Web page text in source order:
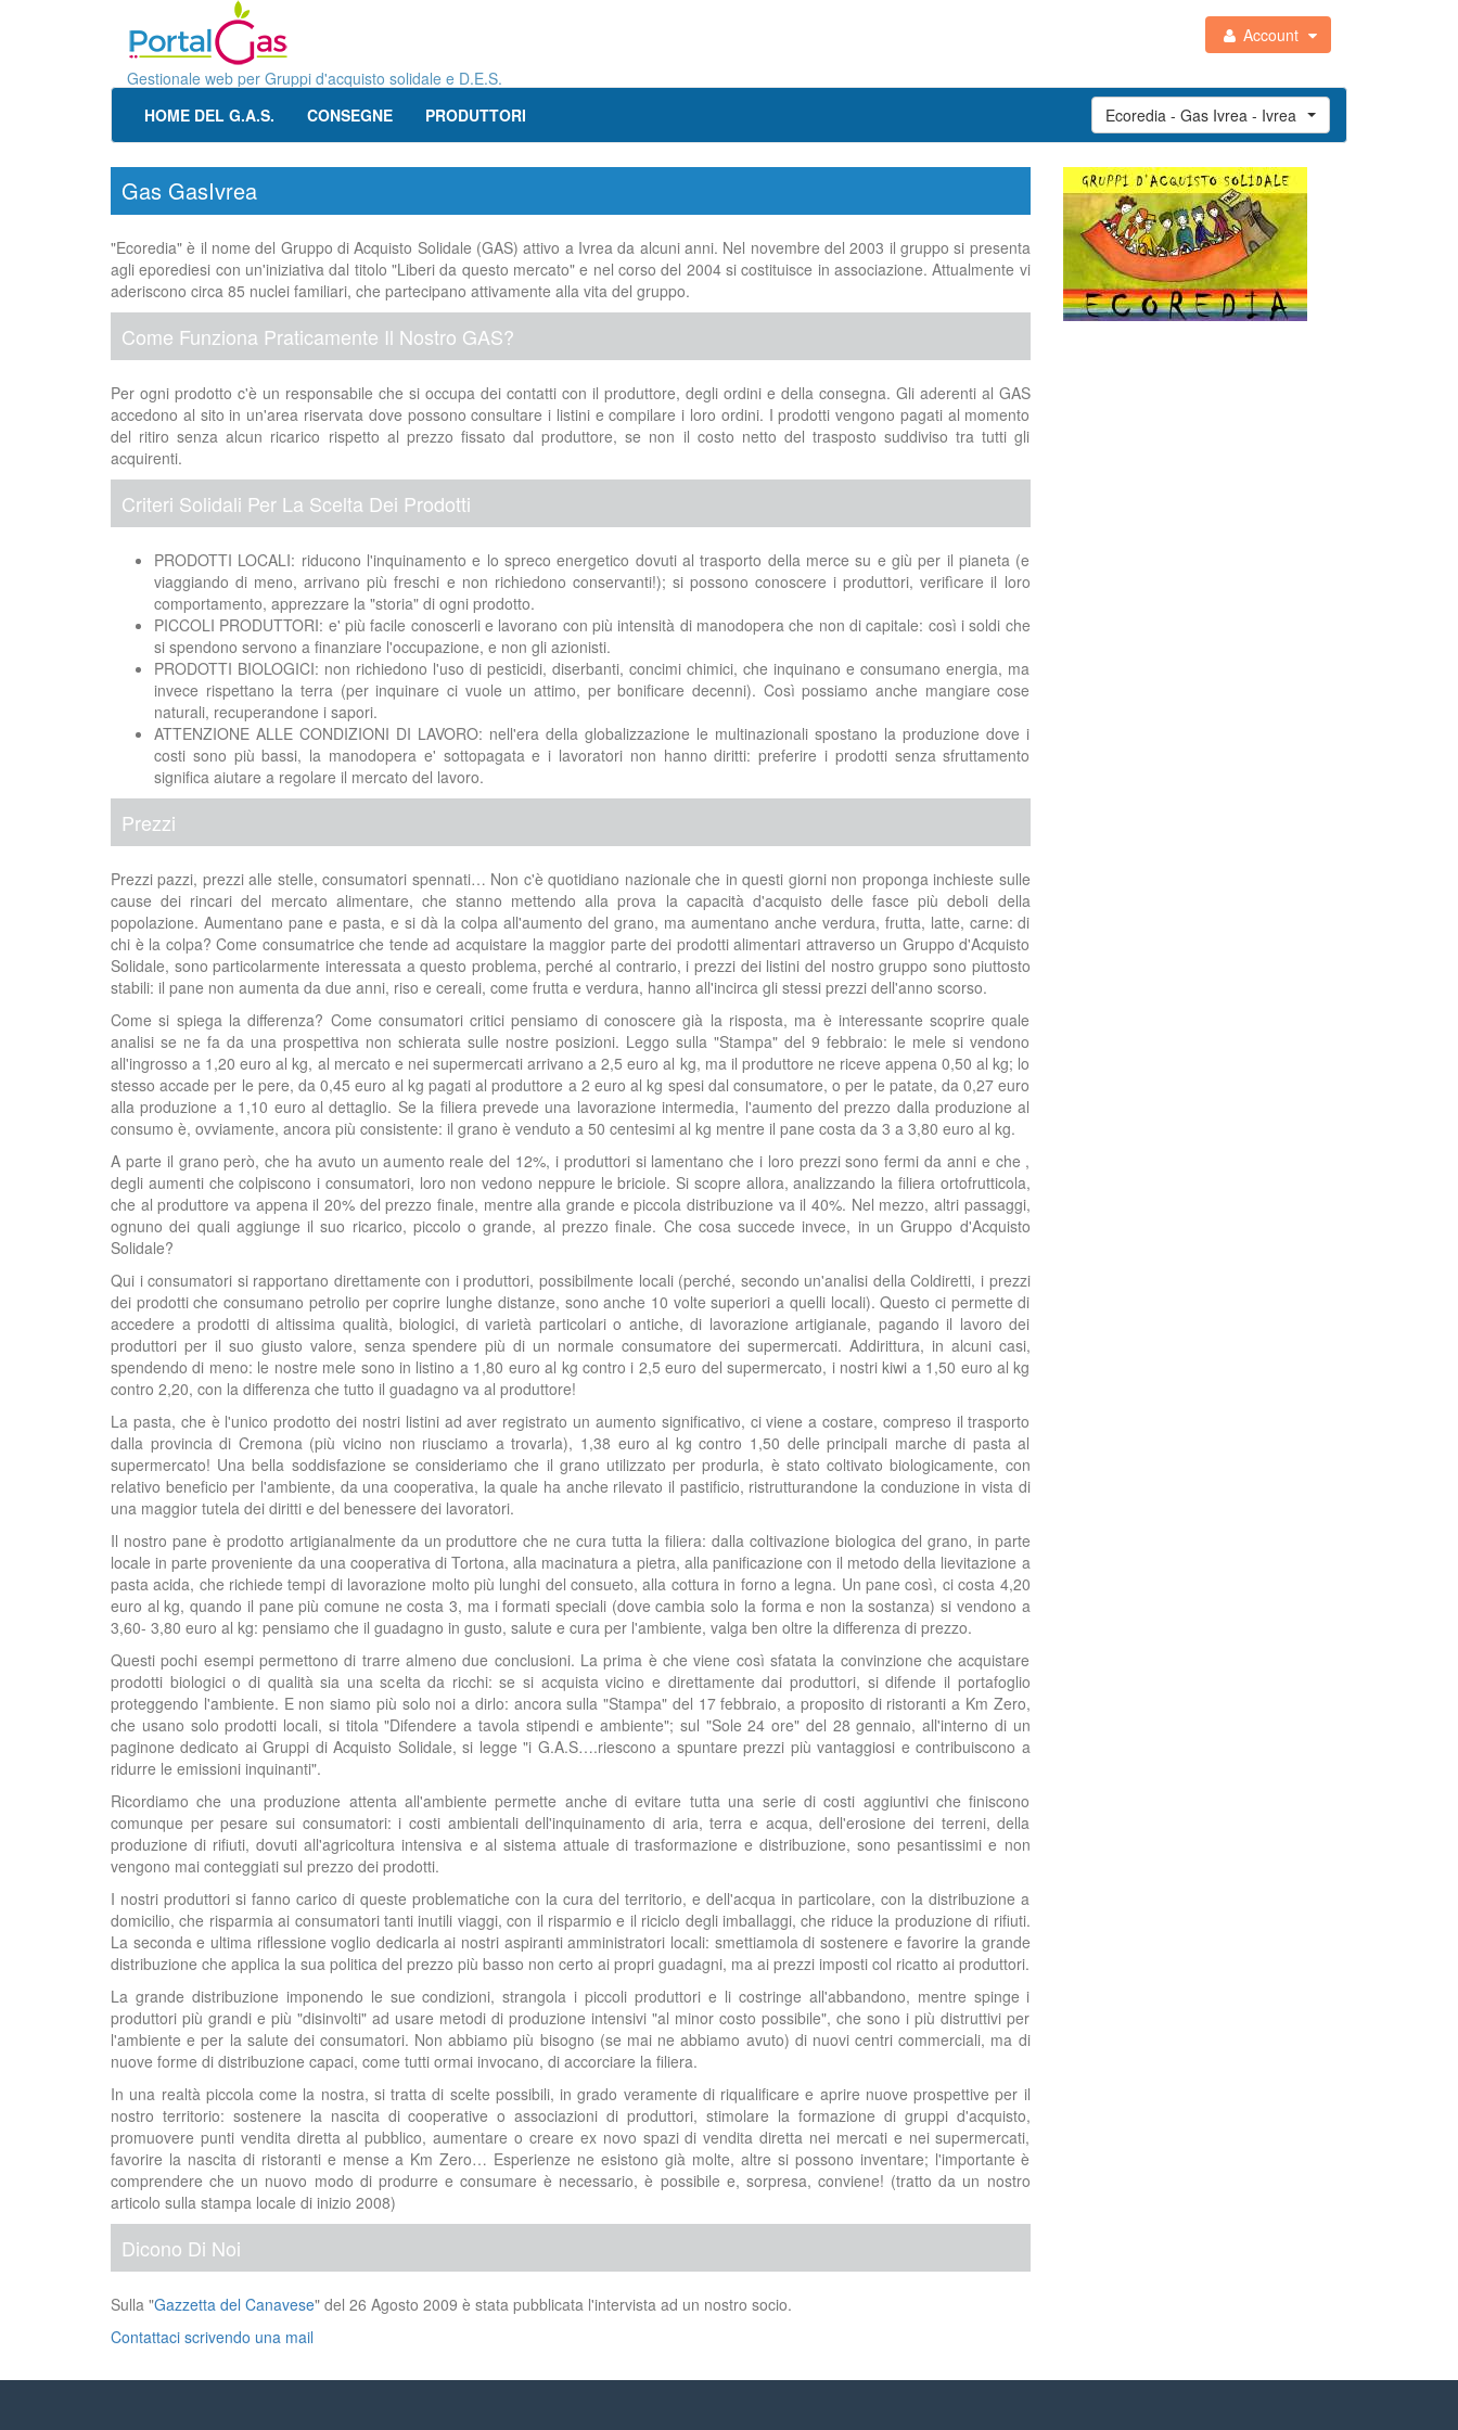
Gestionale web per Gruppi d'acquisto solidale e D.E.S.
Account
HOME DEL G.A.S. CONSEGNE PRODUTTORI Ecoredia - Gas Ivrea - Ivrea (TO)
Gas GasIvrea
"Ecoredia" è il nome del Gruppo di Acquisto Solidale (GAS) attivo a Ivrea da alcuni anni. Nel novembre del 2003 il gruppo si presenta
agli eporediesi con un'iniziativa dal titolo "Liberi da questo mercato" e nel corso del 2004 si costituisce in associazione. Attualmente vi
aderiscono circa 85 nuclei familiari, che partecipano attivamente alla vita del gruppo.
Come Funziona Praticamente Il Nostro GAS?
Per ogni prodotto c'è un responsabile che si occupa dei contatti con il produttore, degli ordini e della consegna. Gli aderenti al GAS
accedono al sito in un'area riservata dove possono consultare i listini e compilare i loro ordini. I prodotti vengono pagati al momento
del ritiro senza alcun ricarico rispetto al prezzo fissato dal produttore, se non il costo netto del trasposto suddiviso tra tutti gli
acquirenti.
Criteri Solidali Per La Scelta Dei Prodotti
PRODOTTI LOCALI: riducono l'inquinamento e lo spreco energetico dovuti al trasporto della merce su e giù per il pianeta (e
viaggiando di meno, arrivano più freschi e non richiedono conservanti!); si possono conoscere i produttori, verifìcare il loro
comportamento, apprezzare la "storia" di ogni prodotto.
PICCOLI PRODUTTORI: e' più facile conoscerli e lavorano con più intensità di manodopera che non di capitale: così i soldi che
si spendono servono a finanziare l'occupazione, e non gli azionisti.
PRODOTTI BIOLOGICI: non richiedono l'uso di pesticidi, diserbanti, concimi chimici, che inquinano e consumano energia, ma
invece rispettano la terra (per inquinare ci vuole un attimo, per bonificare decenni). Così possiamo anche mangiare cose
naturali, recuperandone i sapori.
ATTENZIONE ALLE CONDIZIONI DI LAVORO: nell'era della globalizzazione le multinazionali spostano la produzione dove i
costi sono più bassi, la manodopera e' sottopagata e i lavoratori non hanno diritti: preferire i prodotti senza sfruttamento
significa aiutare a regolare il mercato del lavoro.
Prezzi
Prezzi pazzi, prezzi alle stelle, consumatori spennati… Non c'è quotidiano nazionale che in questi giorni non proponga inchieste sulle
cause dei rincari del mercato alimentare, che stanno mettendo alla prova la capacità d'acquisto delle fasce più deboli della
popolazione. Aumentano pane e pasta, e si dà la colpa all'aumento del grano, ma aumentano anche verdura, frutta, latte, carne: di
chi è la colpa? Come consumatrice che tende ad acquistare la maggior parte dei prodotti alimentari attraverso un Gruppo d'Acquisto
Solidale, sono particolarmente interessata a questo problema, perché al contrario, i prezzi dei listini del nostro gruppo sono piuttosto
stabili: il pane non aumenta da due anni, riso e cereali, come frutta e verdura, hanno all'incirca gli stessi prezzi dell'anno scorso.
Come si spiega la differenza? Come consumatori critici pensiamo di conoscere già la risposta, ma è interessante scoprire quale
analisi se ne fa da una prospettiva non schierata sulle nostre posizioni. Leggo sulla "Stampa" del 9 febbraio: le mele si vendono
all'ingrosso a 1,20 euro al kg, al mercato e nei supermercati arrivano a 2,5 euro al kg, ma il produttore ne riceve appena 0,50 al kg; lo
stesso accade per le pere, da 0,45 euro al kg pagati al produttore a 2 euro al kg spesi dal consumatore, o per le patate, da 0,27 euro
alla produzione a 1,10 euro al dettaglio. Se la filiera prevede una lavorazione intermedia, l'aumento del prezzo dalla produzione al
consumo è, ovviamente, ancora più consistente: il grano è venduto a 50 centesimi al kg mentre il pane costa da 3 a 3,80 euro al kg.
A parte il grano però, che ha avuto un aumento reale del 12%, i produttori si lamentano che i loro prezzi sono fermi da anni e che ,
degli aumenti che colpiscono i consumatori, loro non vedono neppure le briciole. Si scopre allora, analizzando la filiera ortofrutticola,
che al produttore va appena il 20% del prezzo finale, mentre alla grande e piccola distribuzione va il 40%. Nel mezzo, altri passaggi,
ognuno dei quali aggiunge il suo ricarico, piccolo o grande, al prezzo finale. Che cosa succede invece, in un Gruppo d'Acquisto
Solidale?
Qui i consumatori si rapportano direttamente con i produttori, possibilmente locali (perché, secondo un'analisi della Coldiretti, i prezzi
dei prodotti che consumano petrolio per coprire lunghe distanze, sono anche 10 volte superiori a quelli locali). Questo ci permette di
accedere a prodotti di altissima qualità, biologici, di varietà particolari o antiche, di lavorazione artigianale, pagando il lavoro dei
produttori per il suo giusto valore, senza spendere più di un normale consumatore dei supermercati. Addirittura, in alcuni casi,
spendendo di meno: le nostre mele sono in listino a 1,80 euro al kg contro i 2,5 euro del supermercato, i nostri kiwi a 1,50 euro al kg
contro 2,20, con la differenza che tutto il guadagno va al produttore!
La pasta, che è l'unico prodotto dei nostri listini ad aver registrato un aumento significativo, ci viene a costare, compreso il trasporto
dalla provincia di Cremona (più vicino non riusciamo a trovarla), 1,38 euro al kg contro 1,50 delle principali marche di pasta al
supermercato! Una bella soddisfazione se consideriamo che il grano utilizzato per produrla, è stato coltivato biologicamente, con
relativo beneficio per l'ambiente, da una cooperativa, la quale ha anche rilevato il pastificio, ristrutturandone la conduzione in vista di
una maggior tutela dei diritti e del benessere dei lavoratori.
Il nostro pane è prodotto artigianalmente da un produttore che ne cura tutta la filiera: dalla coltivazione biologica del grano, in parte
locale in parte proveniente da una cooperativa di Tortona, alla macinatura a pietra, alla panificazione con il metodo della lievitazione a
pasta acida, che richiede tempi di lavorazione molto più lunghi del consueto, alla cottura in forno a legna. Un pane così, ci costa 4,20
euro al kg, quando il pane più comune ne costa 3, ma i formati speciali (dove cambia solo la forma e non la sostanza) si vendono a
3,60- 3,80 euro al kg: pensiamo che il guadagno in gusto, salute e cura per l'ambiente, valga ben oltre la differenza di prezzo.
Questi pochi esempi permettono di trarre almeno due conclusioni. La prima è che viene così sfatata la convinzione che acquistare
prodotti biologici o di qualità sia una scelta da ricchi: se si acquista vicino e direttamente dai produttori, si difende il portafoglio
proteggendo l'ambiente. E non siamo più solo noi a dirlo: ancora sulla "Stampa" del 17 febbraio, a proposito di ristoranti a Km Zero,
che usano solo prodotti locali, si titola "Difendere a tavola stipendi e ambiente"; sul "Sole 24 ore" del 28 gennaio, all'interno di un
paginone dedicato ai Gruppi di Acquisto Solidale, si legge "i G.A.S….riescono a spuntare prezzi più vantaggiosi e contribuiscono a
ridurre le emissioni inquinanti".
Ricordiamo che una produzione attenta all'ambiente permette anche di evitare tutta una serie di costi aggiuntivi che finiscono
comunque per pesare sui consumatori: i costi ambientali dell'inquinamento di aria, terra e acqua, dell'erosione dei terreni, della
produzione di rifiuti, dovuti all'agricoltura intensiva e al sistema attuale di trasformazione e distribuzione, sono pesantissimi e non
vengono mai conteggiati sul prezzo dei prodotti.
I nostri produttori si fanno carico di queste problematiche con la cura del territorio, e dell'acqua in particolare, con la distribuzione a
domicilio, che risparmia ai consumatori tanti inutili viaggi, con il risparmio e il riciclo degli imballaggi, che riduce la produzione di rifiuti.
La seconda e ultima riflessione voglio dedicarla ai nostri aspiranti amministratori locali: smettiamola di sostenere e favorire la grande
distribuzione che applica la sua politica del prezzo più basso non certo ai propri guadagni, ma ai prezzi imposti col ricatto ai produttori.
La grande distribuzione imponendo le sue condizioni, strangola i piccoli produttori e li costringe all'abbandono, mentre spinge i
produttori più grandi e più "disinvolti" ad usare metodi di produzione intensivi "al minor costo possibile", che sono i più distruttivi per
l'ambiente e per la salute dei consumatori. Non abbiamo più bisogno (se mai ne abbiamo avuto) di nuovi centri commerciali, ma di
nuove forme di distribuzione capaci, come tutti ormai invocano, di accorciare la filiera.
In una realtà piccola come la nostra, si tratta di scelte possibili, in grado veramente di riqualificare e aprire nuove prospettive per il
nostro territorio: sostenere la nascita di cooperative o associazioni di produttori, stimolare la formazione di gruppi d'acquisto,
promuovere punti vendita diretta al pubblico, aumentare o creare ex novo spazi di vendita diretta nei mercati e nei supermercati,
favorire la nascita di ristoranti e mense a Km Zero… Esperienze ne esistono già molte, altre si possono inventare; l'importante è
comprendere che un nuovo modo di produrre e consumare è necessario, è possibile e, sorpresa, conviene! (tratto da un nostro
articolo sulla stampa locale di inizio 2008)
Dicono Di Noi
Sulla "Gazzetta del Canavese" del 26 Agosto 2009 è stata pubblicata l'intervista ad un nostro socio.
Contattaci scrivendo una mail